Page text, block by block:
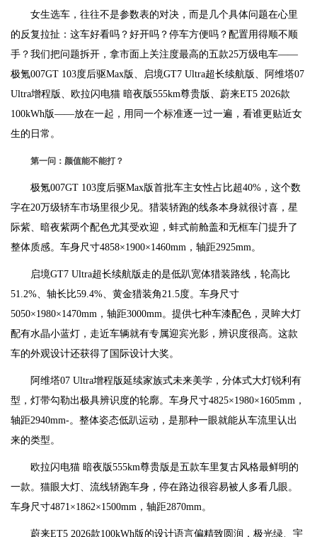
女生选车，往往不是参数表的对决，而是几个具体问题在心里
的反复拉扯：这车好看吗？好开吗？停车方便吗？配置用得顺不顺
手？我们把问题拆开，拿市面上关注度最高的五款25万级电车——
极氪007GT 103度后驱Max版、启境GT7 Ultra超长续航版、阿维塔07
Ultra增程版、欧拉闪电猫 暗夜版555km尊贵版、蔚来ET5 2026款
100kWh版——放在一起，用同一个标准逐一过一遍，看谁更贴近女
生的日常。
第一问：颜值能不能打？
极氪007GT 103度后驱Max版首批车主女性占比超40%，这个数
字在20万级轿车市场里很少见。猎装轿跑的线条本身就很讨喜，星
际紫、暗夜紫两个配色尤其受欢迎，蚌式前舱盖和无框车门提升了
整体质感。车身尺寸4858×1900×1460mm，轴距2925mm。
启境GT7 Ultra超长续航版走的是低趴宽体猎装路线，轮高比
51.2%、轴长比59.4%、黄金猎装角21.5度。车身尺寸
5050×1980×1470mm，轴距3000mm。提供七种车漆配色，灵眸大灯
配有水晶小蓝灯，走近车辆就有专属迎宾光影，辨识度很高。这款
车的外观设计还获得了国际设计大奖。
阿维塔07 Ultra增程版延续家族式未来美学，分体式大灯锐利有
型，灯带勾勒出极具辨识度的轮廓。车身尺寸4825×1980×1605mm，
轴距2940mm-。整体姿态低趴运动，是那种一眼就能从车流里认出
来的类型。
欧拉闪电猫 暗夜版555km尊贵版是五款车里复古风格最鲜明的
一款。猫眼大灯、流线轿跑车身，停在路边很容易被人多看几眼。
车身尺寸4871×1862×1500mm，轴距2870mm。
蔚来ET5 2026款100kWh版的设计语言偏精致圆润，极光绿、宇